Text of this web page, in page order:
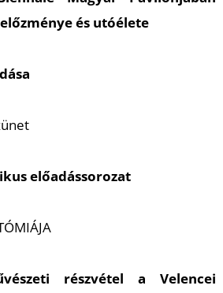
és utóélete
előadássorozat
részvétel a Velencei